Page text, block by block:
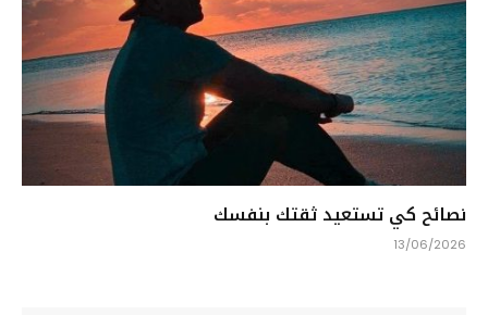
نصائح كي تستعيد ثقتك بنفسك
13/06/2026